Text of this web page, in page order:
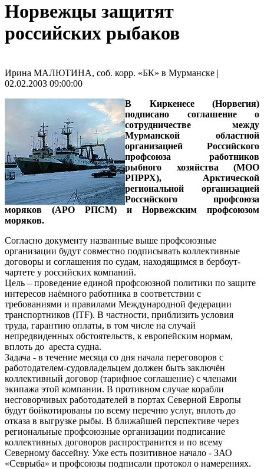
Норвежцы защитят
российских рыбаков
Ирина МАЛЮТИНА, соб. корр. «БК» в Мурманске |
02.02.2003 09:00:00
В Киркенесе (Норвегия)
подписано соглашение о
сотрудничестве между
Мурманской областной
организацией Российского
профсоюза работников
рыбного хозяйства (МОО
РПРРХ), Арктической
региональной организацией
Российского профсоюза
моряков (АРО РПСМ) и Норвежским профсоюзом
моряков.
Согласно документу названные выше профсоюзные
организации будут совместно подписывать коллективные
договоры и соглашения по судам, находящимся в бербоут-
чартете у российских компаний.
Цель – проведение единой профсоюзной политики по защите
интересов наёмного работника в соответствии с
требованиями и правилами Международной федерации
транспортников (ITF). В частности, приблизить условия
труда, гарантию оплаты, в том числе на случай
непредвиденных обстоятельств, к европейским нормам,
вплоть до ареста судна.
Задача - в течение месяца со дня начала переговоров с
работодателем-судовладельцем должен быть заключён
коллективный договор (тарифное соглашение) с членами
экипажа этой компании. В противном случае корабли
несговорчивых работодателей в портах Северной Европы
будут бойкотированы по всему перечню услуг, вплоть до
отказа в выгрузке рыбы. В ближайшей перспективе через
региональные профсоюзные организации подписание
коллективных договоров распространится и по всему
Северному бассейну. Уже есть позитивное начало - ЗАО
«Севрыба» и профсоюзы подписали протокол о намерениях.